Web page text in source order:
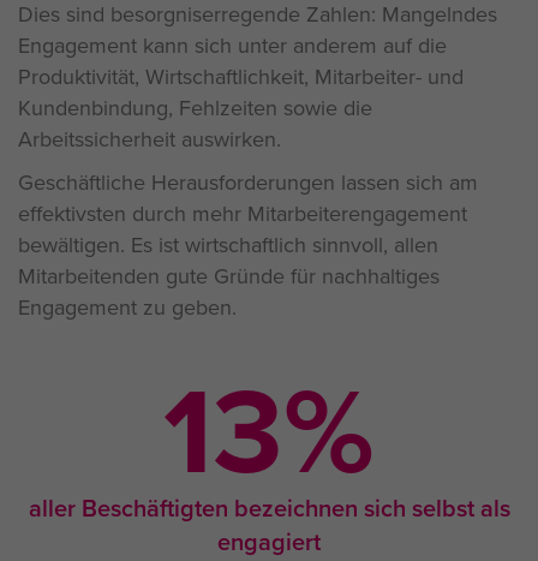
Dies sind besorgniserregende Zahlen: Mangelndes
Engagement kann sich unter anderem auf die
Produktivität, Wirtschaftlichkeit, Mitarbeiter- und
Kundenbindung, Fehlzeiten sowie die
Arbeitssicherheit auswirken.
Geschäftliche Herausforderungen lassen sich am
effektivsten durch mehr Mitarbeiterengagement
bewältigen. Es ist wirtschaftlich sinnvoll, allen
Mitarbeitenden gute Gründe für nachhaltiges
Engagement zu geben.
13%
aller Beschäftigten bezeichnen sich selbst als
engagiert